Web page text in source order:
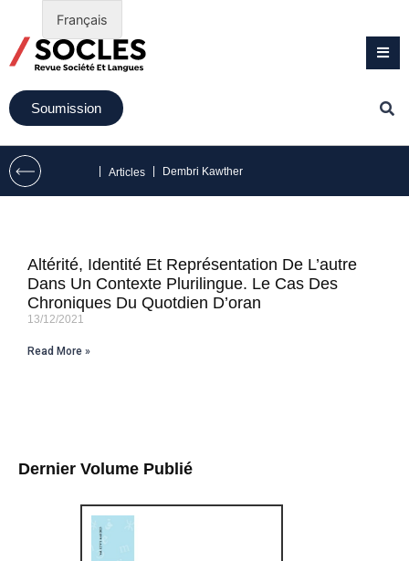
Soumission
Articles Dembri Kawther
Dernier Volume Publié
Altérité, Identité Et Représentation De L’autre
Dans Un Contexte Plurilingue. Le Cas Des
Chroniques Du Quotdien D’oran
13/12/2021
Read More »
Français